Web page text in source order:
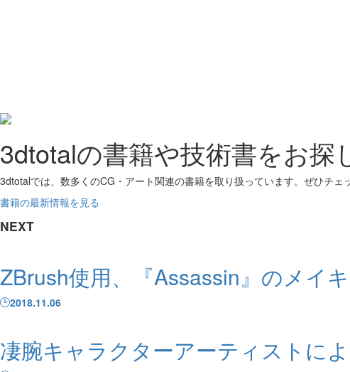
3dtotalの書籍や技術書をお探
3dtotalでは、数多くのCG・アート関連の書籍を取り扱っています。ぜひチェ
書籍の最新情報を見る
NEXT
ZBrush使用、『Assassin』のメイ
2018.11.06
凄腕キャラクターアーティストに